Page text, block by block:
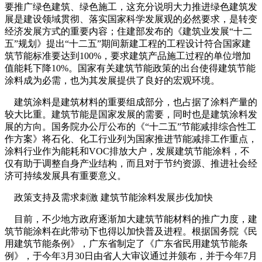
要推广绿色建筑、绿色施工，这充分说明大力推进绿色建筑发
展是建设领域贯彻、落实国家科学发展观的必然要求，是转变
经济发展方式的重要内容；住建部发布的《建筑业发展“十二
五”规划》提出“十二五”期间新建工程的工程设计符合国家建
筑节能标准要达到100%，要求建筑产品施工过程的单位增加
值能耗下降10%。国家有关建筑节能政策的出台使得建筑节能
涂料成为必需，也为其发展提供了良好的宏观环境。
建筑涂料是建筑材料的重要组成部分，也占据了涂料产量的
较大比重。建筑节能是国家发展的需要，同时也是建筑涂料发
展的方向。国务院办公厅公布的《“十二五”节能减排综合性工
作方案》将石化、化工行业列为国家推进节能减排工作重点，
涂料行业作为能耗和VOC排放大户，发展建筑节能涂料，不
仅有助于调整自身产业结构，而且对于节约资源、推进社会经
济可持续发展具有重要意义。
政策支持及需求刺激 建筑节能涂料发展步伐加快
目前，不少地方政府逐渐加大建筑节能材料的推广力度，建
筑节能涂料在此带动下也得以加快普及进程。根据国务院《民
用建筑节能条例》，广东省制定了《广东省民用建筑节能条
例》，于今年3月30日由省人大审议通过并颁布，并于今年7月